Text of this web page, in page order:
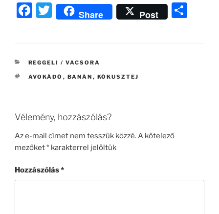
F
e
b
k
T
w
er
Share Post
KATEGÓRIÁK
REGGELI / VACSORA
CÍMKÉK
AVOKÁDÓ , BANÁN , KÓKUSZTEJ
Vélemény, hozzászólás?
Az e-mail címet nem tesszük közzé. A kötelező
mezőket* karakterrel jelöltük
Hozzászólás*